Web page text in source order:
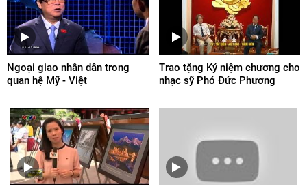
Ngoại giao nhân dân trong
quan hệ Mỹ - Việt
Trao tặng Kỷ niệm chương cho
nhạc sỹ Phó Đức Phương